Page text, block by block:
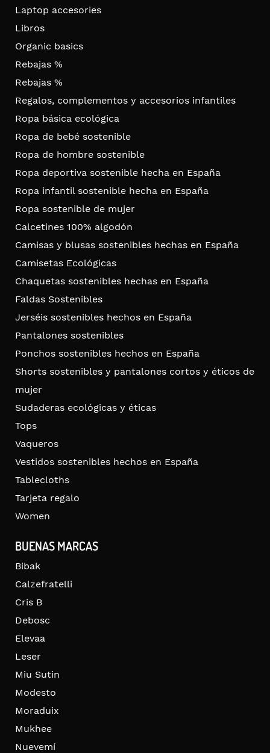
Laptop accesories
Libros
Organic basics
Rebajas %
Rebajas %
Regalos, complementos y accesorios infantiles
Ropa básica ecológica
Ropa de bebé sostenible
Ropa de hombre sostenible
Ropa deportiva sostenible hecha en España
Ropa infantil sostenible hecha en España
Ropa sostenible de mujer
Calcetines 100% algodón
Camisas y blusas sostenibles hechas en España
Camisetas Ecológicas
Chaquetas sostenibles hechas en España
Faldas Sostenibles
Jerséis sostenibles hechos en España
Pantalones sostenibles
Ponchos sostenibles hechos en España
Shorts sostenibles y pantalones cortos y éticos de
mujer
Sudaderas ecológicas y éticas
Tops
Vaqueros
Vestidos sostenibles hechos en España
Tablecloths
Tarjeta regalo
Women
BUENAS MARCAS
Bibak
Calzefratelli
Cris B
Debosc
Elevaa
Leser
Miu Sutin
Modesto
Moraduix
Mukhee
Nuevemí